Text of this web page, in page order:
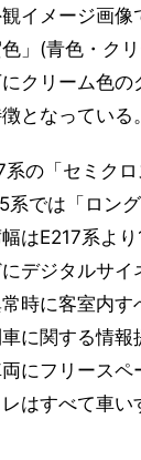
イメージ画像
」(青色・ク
クリーム色の
となっている。
の「セミク
系では「ロン
はE217系よ
デジタルサイ
時に客室内す
に関する情報
にフリースペ
はすべて車い